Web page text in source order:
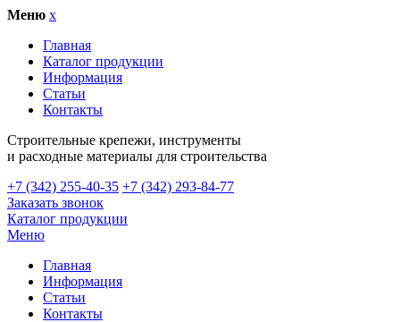
Меню x
Главная
Каталог продукции
Информация
Статьи
Контакты
Cтроительные крепежи, инструменты
и расходные материалы для строительства
+7 (342) 255-40-35 +7 (342) 293-84-77
Заказать звонок
Каталог продукции
Меню
Главная
Информация
Статьи
Контакты